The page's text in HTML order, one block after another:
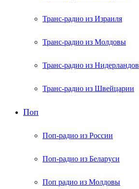
Транс-радио из Израиля
Транс-радио из Молдовы
Транс-радио из Нидерландов
Транс-радио из Швейцарии
Поп
Поп-радио из России
Поп-радио из Беларуси
Поп радио из Молдовы